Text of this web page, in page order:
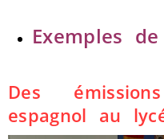
Exemples
Des
espagnol au